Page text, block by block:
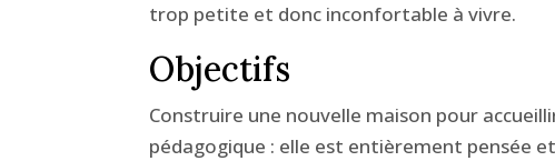
trop petite et donc inconfortable à vivre.
Objectifs
Construire une nouvelle maison pour
pédagogique : elle est entièrement pensée